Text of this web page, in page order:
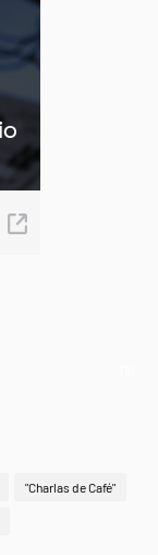
"Charlas de Café"